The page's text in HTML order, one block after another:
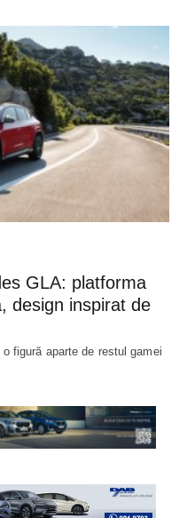
GLA: platforma
design inspirat de
figură aparte de restul gamei